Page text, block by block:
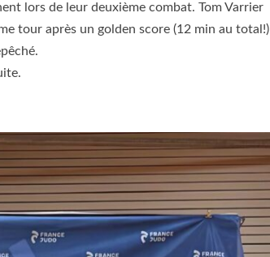
lors de leur deuxième combat. Tom Varrier
tour après un golden score (12 min au total!)